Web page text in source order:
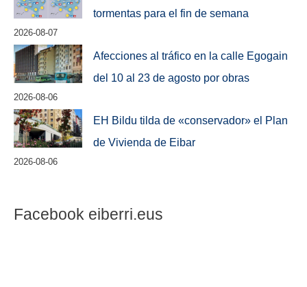
tormentas para el fin de semana
2026-08-07
Afecciones al tráfico en la calle Egogain
del 10 al 23 de agosto por obras
2026-08-06
EH Bildu tilda de «conservador» el Plan
de Vivienda de Eibar
2026-08-06
Facebook eiberri.eus